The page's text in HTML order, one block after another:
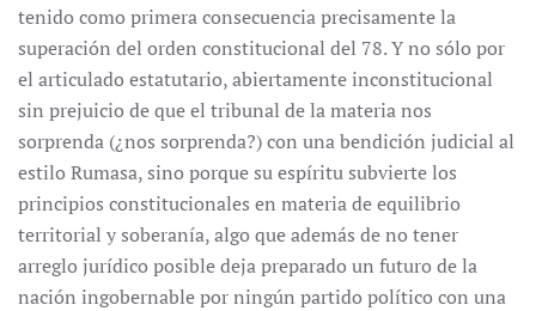
tenido como primera consecuencia precisamente la
superación del orden constitucional del 78. Y no sólo por
el articulado estatutario, abiertamente inconstitucional
sin prejuicio de que el tribunal de la materia nos
sorprenda (¿nos sorprenda?) con una bendición judicial al
estilo Rumasa, sino porque su espíritu subvierte los
principios constitucionales en materia de equilibrio
territorial y soberanía, algo que además de no tener
arreglo jurídico posible deja preparado un futuro de la
nación ingobernable por ningún partido político con una